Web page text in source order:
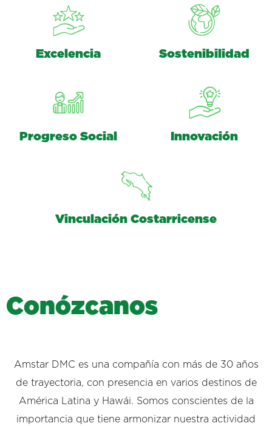
Excelencia Sostenibilidad
Progreso Social Innovación
Vinculación Costarricense
Conózcanos
Amstar DMC es una compañía con más de 30 años
de trayectoria, con presencia en varios destinos de
América Latina y Hawái. Somos conscientes de la
importancia que tiene armonizar nuestra actividad